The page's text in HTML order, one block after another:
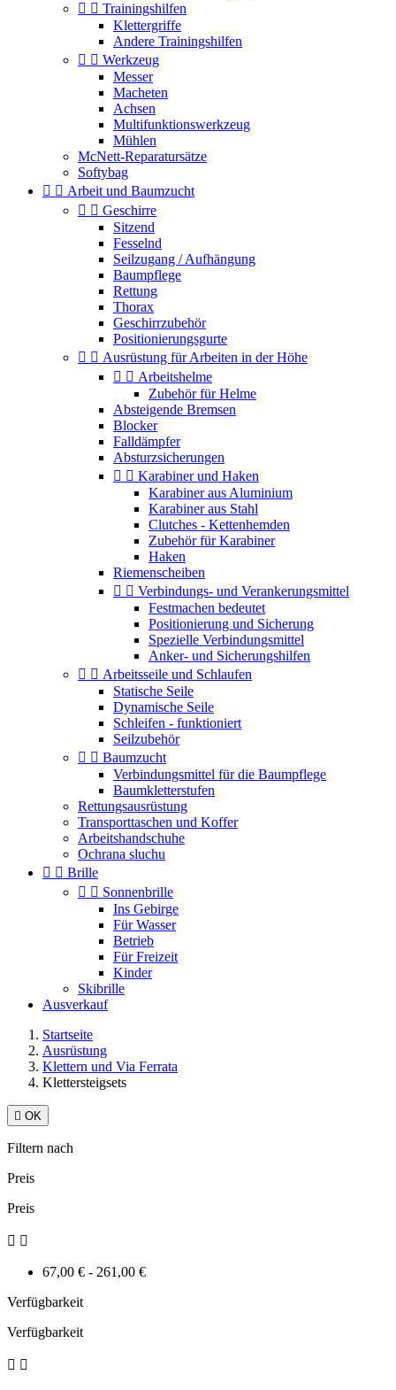
  Trainingshilfen
Klettergriffe
Andere Trainingshilfen
  Werkzeug
Messer
Macheten
Achsen
Multifunktionswerkzeug
Mühlen
McNett-Reparatursätze
Softybag
  Arbeit und Baumzucht
  Geschirre
Sitzend
Fesselnd
Seilzugang / Aufhängung
Baumpflege
Rettung
Thorax
Geschirrzubehör
Positionierungsgurte
  Ausrüstung für Arbeiten in der Höhe
  Arbeitshelme
Zubehör für Helme
Absteigende Bremsen
Blocker
Falldämpfer
Absturzsicherungen
  Karabiner und Haken
Karabiner aus Aluminium
Karabiner aus Stahl
Clutches - Kettenhemden
Zubehör für Karabiner
Haken
Riemenscheiben
  Verbindungs- und Verankerungsmittel
Festmachen bedeutet
Positionierung und Sicherung
Spezielle Verbindungsmittel
Anker- und Sicherungshilfen
  Arbeitsseile und Schlaufen
Statische Seile
Dynamische Seile
Schleifen - funktioniert
Seilzubehör
  Baumzucht
Verbindungsmittel für die Baumpflege
Baumkletterstufen
Rettungsausrüstung
Transporttaschen und Koffer
Arbeitshandschuhe
Ochrana sluchu
  Brille
  Sonnenbrille
Ins Gebirge
Für Wasser
Betrieb
Für Freizeit
Kinder
Skibrille
Ausverkauf
Startseite
Ausrüstung
Klettern und Via Ferrata
Klettersteigsets
 OK
Filtern nach
Preis
Preis
 
67,00 € - 261,00 €
Verfügbarkeit
Verfügbarkeit
 